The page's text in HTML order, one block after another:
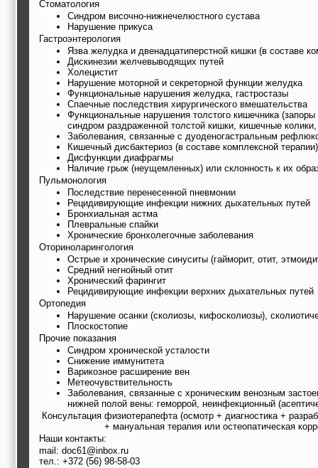
Стоматология
Синдром височно-нижнечелюстного сустава
Нарушение прикуса
Гастроэнтерология
Язва желудка и двенадцатиперстной кишки (в составе
Дискинезии желчевыводящих путей
Холецистит
Нарушение моторной и секреторной функции желудка
Функциональные нарушения желудка, гастростазы
Спаечные последствия хирургического вмешательства
Функциональные нарушения толстого кишечника (запоры
синдром раздраженной толстой кишки, кишечные
Заболевания, связанные с дуоденогастральным
Кишечный дисбактериоз (в составе комплексной терапии)
Дисфункции диафрагмы
Наличие грыж (неущемленных) или склонность к их
Пульмонология
Последствие перенесенной пневмонии
Рецидивирующие инфекции нижних дыхательных путей
Бронхиальная астма
Плевральные спайки
Хронические бронхолегочные заболевания
Оториноларингология
Острые и хронические синуситы (гайморит, отит,
Средний негнойный отит
Хронический фарингит
Рецидивирующие инфекции верхних дыхательных путей
Ортопедия
Нарушение осанки (сколиозы, кифосколиозы),
Плоскостопие
Прочие показания
Синдром хронической усталости
Снижение иммунитета
Варикозное расширение вен
Метеочувствительность
Заболевания, связанные с хроническим венозным
нижней полой вены: геморрой, неинфекционный
Консультация физиотерапефта (осмотр + диагностика +
+ мануальная терапия или остеопатическая
Наши контакты:
mail: doc61@inbox.ru
тел.: +372 (56) 98-58-03